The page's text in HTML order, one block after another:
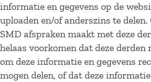
informatie en gegevens op de
uploaden en/of anderszins te
SMD afspraken maakt met deze
helaas voorkomen dat deze derden
om deze informatie en gegevens
mogen delen, of dat deze